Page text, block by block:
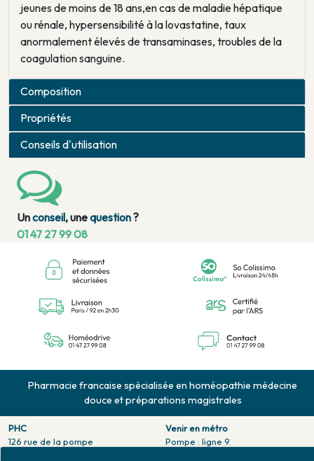
jeunes de moins de 18 ans,en cas de maladie hépatique
ou rénale, hypersensibilité à la lovastatine, taux
anormalement élevés de transaminases, troubles de la
coagulation sanguine.
Composition
Propriétés
Conseils d'utilisation
Unconseil, unequestion?
01 47 27 99 08
Pharmacie francaise spécialisée en homéopathie médecine
douce et préparations magistrales
PHC
126 rue de la pompe
Venir en métro
Pompe : ligne 9.